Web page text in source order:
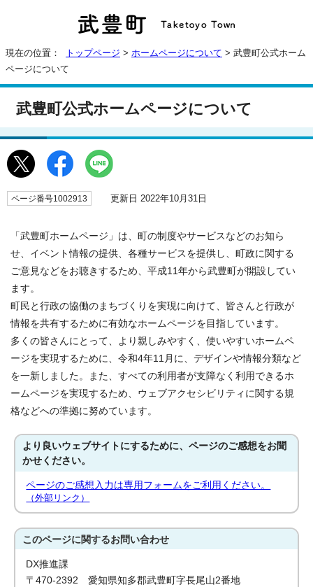
現在の位置： トップページ > ホームページについて > 武豊町公式ホーム
ページについて
武豊町公式ホームページについて
ページ番号1002913 更新日 2022年10月31日
「武豊町ホームページ」は、町の制度やサービスなどのお知ら
せ、イベント情報の提供、各種サービスを提供し、町政に関する
ご意見などをお聴きするため、平成11年から武豊町が開設してい
ます。
町民と行政の協働のまちづくりを実現に向けて、皆さんと行政が
情報を共有するために有効なホームページを目指しています。
多くの皆さんにとって、より親しみやすく、使いやすいホームペ
ージを実現するために、令和4年11月に、デザインや情報分類など
を一新しました。また、すべての利用者が支障なく利用できるホ
ームページを実現するため、ウェブアクセシビリティに関する規
格などへの準拠に努めています。
より良いウェブサイトにするために、ページのご感想をお聞
かせください。
ページのご感想入力は専用フォームをご利用ください。
（外部リンク）
このページに関するお問い合わせ
DX推進課
〒470-2392 愛知県知多郡武豊町字長尾山2番地